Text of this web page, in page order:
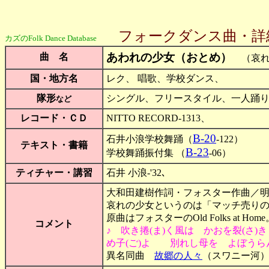
カズのFolk Dance Database フォークダンス曲・詳
曲 名 あわれの少女（おとめ）
（哀
国・地方名
レク、 唱歌、学校ダンス、
隊形など
シングル、フリースタイル、一人踊
レコード・ＣＤ
NITTO RECORD-1313、
テキスト・書籍
石井小浪学校舞踊（B-20-122）
学校舞踊振付集 （B-23-06）
ティチャー・講習
石井 小浪-'32､
コメント
大和田建樹作詞・フォスター作曲／
哀れの少女というのは「マッチ売り
原曲はフォスターのOld Folks at Home
♪ 吹き捲(ま)く風は かおを裂(
め子(ご)よ 別れし母を よぼうら
異名同曲 故郷の人々
（スワニー